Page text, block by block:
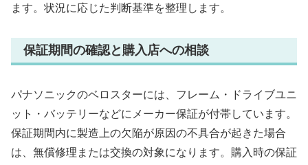
ます。状況に応じた判断基準を整理します。
保証期間の確認と購入店への相談
パナソニックのベロスターには、フレーム・ドライブユニ
ット・バッテリーなどにメーカー保証が付帯しています。
保証期間内に製造上の欠陥が原因の不具合が起きた場合
は、無償修理または交換の対象になります。購入時の保証